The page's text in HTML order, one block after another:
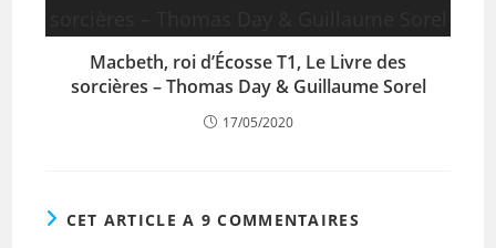
Macbeth, roi d’Écosse T1, Le Livre des
sorcières – Thomas Day & Guillaume Sorel
17/05/2020
CET ARTICLE A 9 COMMENTAIRES